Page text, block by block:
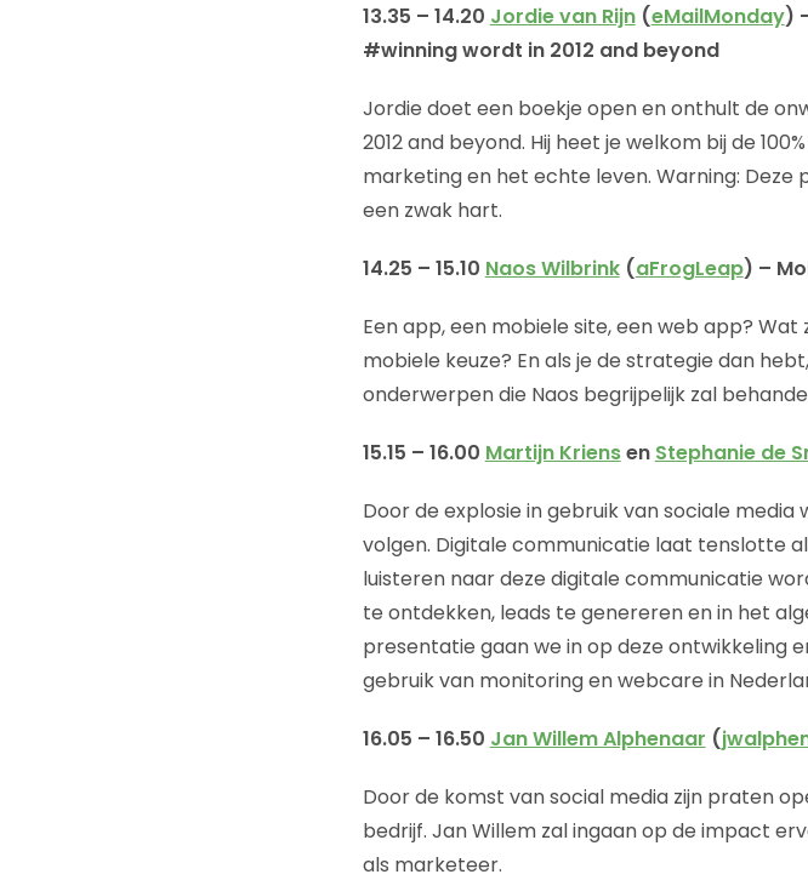
13.35 – 14.20 Jordie van Rijn(eMailMonday)
#winning wordt in 2012 and beyond
Jordie doet een boekje open en onthult de
2012 and beyond. Hij heet je welkom bij de
marketing en het echte leven. Warning:
een zwak hart.
14.25 – 15.10 Naos Wilbrink(aFrogLeap) –
Een app, een mobiele site, een web app?
mobiele keuze? En als je de strategie dan
onderwerpen die Naos begrijpelijk zal
15.15 – 16.00 Martijn Kriensen Stephanie de
Door de explosie in gebruik van sociale
volgen. Digitale communicatie laat tenslotte
luisteren naar deze digitale communicatie
te ontdekken, leads te genereren en in het
presentatie gaan we in op deze ontwikkeling
gebruik van monitoring en webcare in
16.05 – 16.50 Jan Willem Alphenaar (
Door de komst van social media zijn praten
bedrijf. Jan Willem zal ingaan op de impact
als marketeer.